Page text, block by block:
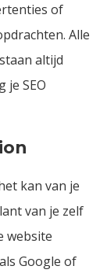
of
Alle
altijd
je SEO
kan van je
van je zelf
website
Google of